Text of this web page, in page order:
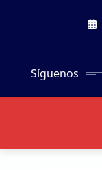
Síguenos